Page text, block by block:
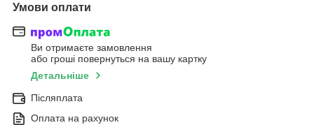
Умови оплати
Ви отримаєте замовлення
або гроші повернуться на вашу картку
Детальніше
Післяплата
Оплата на рахунок